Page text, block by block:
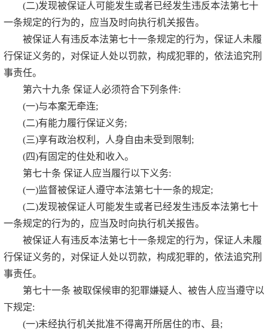
(二)发现被保证人可能发生或者已经发生违反本法第七十
一条规定的行为的，应当及时向执行机关报告。
被保证人有违反本法第七十一条规定的行为，保证人未履
行保证义务的，对保证人处以罚款，构成犯罪的，依法追究刑
事责任。
第六十九条 保证人必须符合下列条件:
(一)与本案无牵连;
(二)有能力履行保证义务;
(三)享有政治权利，人身自由未受到限制;
(四)有固定的住处和收入。
第七十条 保证人应当履行以下义务:
(一)监督被保证人遵守本法第七十一条的规定;
(二)发现被保证人可能发生或者已经发生违反本法第七十
一条规定的行为的，应当及时向执行机关报告。
被保证人有违反本法第七十一条规定的行为，保证人未履
行保证义务的，对保证人处以罚款，构成犯罪的，依法追究刑
事责任。
第七十一条 被取保候审的犯罪嫌疑人、被告人应当遵守以
下规定:
(一)未经执行机关批准不得离开所居住的市、县;